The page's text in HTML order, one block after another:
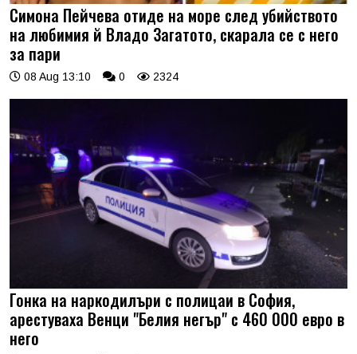
Симона Пейчева отиде на море след убийството
на любимия й Владо Загатото, скарала се с него
за пари
08 Aug 13:10 0 2324
Гонка на наркодилъри с полицаи в София,
арестуваха Венци "Белия негър" с 460 000 евро в
него